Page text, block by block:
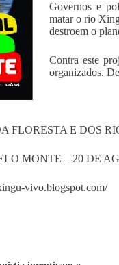
Governos e
matar o rio
destroem o
Contra este
organizados.
FLORESTA E DOS
MONTE – 20 DE
vivo.blogspot.com/